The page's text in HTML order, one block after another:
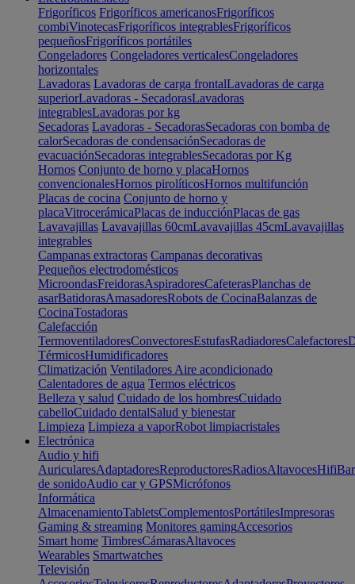
Frigoríficos Frigoríficos americanosFrigoríficos
combiVinotecasFrigoríficos integrablesFrigoríficos
pequeñosFrigoríficos portátiles
Congeladores Congeladores verticalesCongeladores
horizontales
Lavadoras Lavadoras de carga frontalLavadoras de carga
superiorLavadoras - SecadorasLavadoras
integrablesLavadoras por kg
Secadoras Lavadoras - SecadorasSecadoras con bomba de
calorSecadoras de condensaciónSecadoras de
evacuaciónSecadoras integrablesSecadoras por Kg
Hornos Conjunto de horno y placaHornos
convencionalesHornos pirolíticosHornos multifunción
Placas de cocina Conjunto de horno y
placaVitrocerámicaPlacas de inducciónPlacas de gas
Lavavajillas Lavavajillas 60cmLavavajillas 45cmLavavajillas
integrables
Campanas extractoras Campanas decorativas
Pequeños electrodomésticos
MicroondasFreidorasAspiradoresCafeterasPlanchas de
asarBatidorasAmasadoresRobots de CocinaBalanzas de
CocinaTostadoras
Calefacción
TermoventiladoresConvectoresEstufasRadiadoresCalefactores
TérmicosHumidificadores
Climatización Ventiladores Aire acondicionado
Calentadores de agua Termos eléctricos
Belleza y salud Cuidado de los hombresCuidado
cabelloCuidado dentalSalud y bienestar
Limpieza Limpieza a vaporRobot limpiacristales
Electrónica
Audio y hifi
AuricularesAdaptadoresReproductoresRadiosAltavocesHifi
de sonidoAudio car y GPSMicrófonos
Informática
AlmacenamientoTabletsComplementosPortátilesImpresoras
Gaming & streaming Monitores gamingAccesorios
Smart home TimbresCámarasAltavoces
Wearables Smartwatches
Televisión